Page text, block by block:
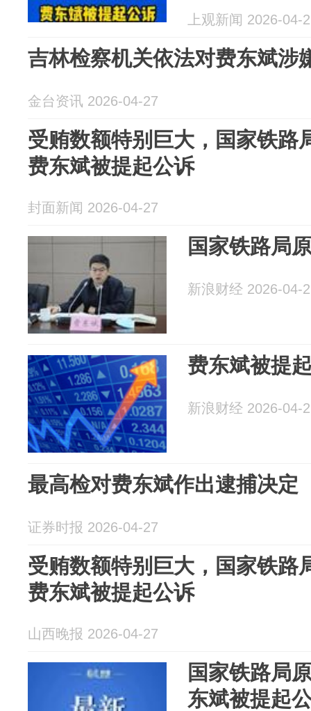
上观新闻 2026-04-
吉林检察机关依法对费东斌涉
金台资讯 2026-04-27
受贿数额特别巨大，国家铁路
费东斌被提起公诉
封面新闻 2026-04-27
国家铁路局
新浪财经 2026-04-
费东斌被提
新浪财经 2026-04-
最高检对费东斌作出逮捕决定
证券时报 2026-04-27
受贿数额特别巨大，国家铁路
费东斌被提起公诉
山西晚报 2026-04-27
国家铁路局
东斌被提起